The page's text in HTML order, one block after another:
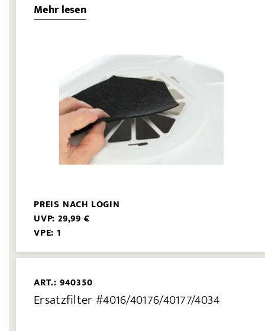
Mehr lesen
PREIS NACH LOGIN
UVP: 29,99 €
VPE: 1
ART.: 940350
Ersatzfilter #4016/40176/40177/4034